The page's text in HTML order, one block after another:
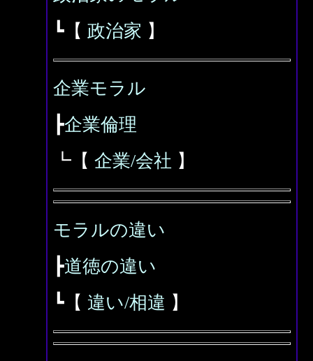
┗【 政治家 】
企業モラル
┣企業倫理
┗【 企業/会社 】
モラルの違い
┣道徳の違い
┗【 違い/相違 】